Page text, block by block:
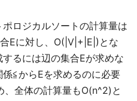
ロジカルソートの計算量は
Eに対し、O(|V|+|E|)とな
るには辺の集合Eが求めな
≦からEを求めるのに必要
全体の計算量もO(n^2)と